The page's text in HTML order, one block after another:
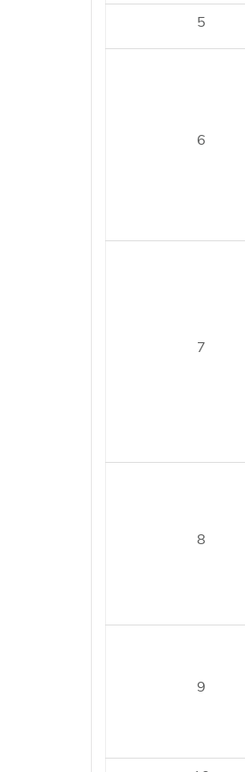
5
6
7
8
9